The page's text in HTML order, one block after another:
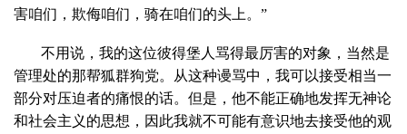
害咱们，欺侮咱们，骑在咱们的头上。”
不用说，我的这位彼得堡人骂得最厉害的对象，当然是
管理处的那帮狐群狗党。从这种谩骂中，我可以接受相当一
部分对压迫者的痛恨的话。但是，他不能正确地发挥无神论
和社会主义的思想，因此我就不可能有意识地去接受他的观